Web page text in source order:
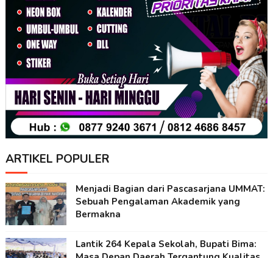
ARTIKEL POPULER
Menjadi Bagian dari Pascasarjana UMMAT:
Sebuah Pengalaman Akademik yang
Bermakna
Lantik 264 Kepala Sekolah, Bupati Bima: